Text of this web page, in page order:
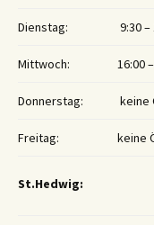
Dienstag: 9:30 –
Mittwoch: 16:00
Donnerstag: keine
Freitag: keine
St.Hedwig: